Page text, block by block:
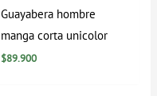
Guayabera hombre
manga corta unicolor
$89.900